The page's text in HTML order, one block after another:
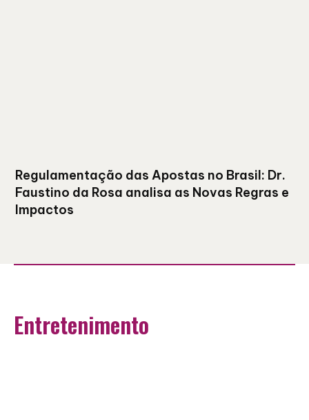
Regulamentação das Apostas no Brasil: Dr.
Faustino da Rosa analisa as Novas Regras e
Impactos
Entretenimento